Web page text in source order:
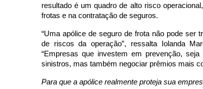
resultado é um quadro de alto risco
frotas e na contratação de seguros.
“Uma apólice de seguro de frota não pode ser
de riscos da operação”, ressalta Iolanda
“Empresas que investem em prevenção,
sinistros, mas também negociar prêmios mais
Para que a apólice realmente proteja sua